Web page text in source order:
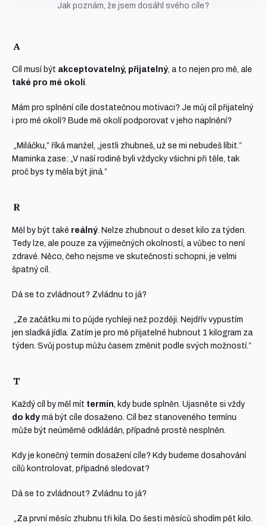
Jak poznám, že jsem dosáhl svého cíle?
Cíl musí být akceptovatelný, přijatelný, a to nejen pro mě, ale
také pro mé okolí.
Mám pro splnění cíle dostatečnou motivaci? Je můj cíl přijatelný
i pro mé okolí? Bude mě okolí podporovat v jeho naplnění?
„Miláčku,” říká manžel, „jestli zhubneš, už se mi nebudeš líbit.”
Maminka zase: „V naší rodině byli vždycky všichni při těle, tak
proč bys ty měla být jiná.”
Měl by být také reálný. Nelze zhubnout o deset kilo za týden.
Tedy lze, ale pouze za výjimečných okolností, a vůbec to není
zdravé. Něco, čeho nejsme ve skutečnosti schopni, je velmi
špatný cíl.
Dá se to zvládnout? Zvládnu to já?
„Ze začátku mi to půjde rychleji než později. Nejdřív vypustím
jen sladká jídla. Zatím je pro mě přijatelné hubnout 1 kilogram za
týden. Svůj postup můžu časem změnit podle svých možností.”
Každý cíl by měl mít termín , kdy bude splněn. Ujasněte si vždy
do kdy má být cíle dosaženo. Cíl bez stanoveného termínu
může být neúměrně odkládán, případně prostě nesplněn.
Kdy je konečný termín dosažení cíle? Kdy budeme dosahování
cílů kontrolovat, případně sledovat?
Dá se to zvládnout? Zvládnu to já?
„Za první měsíc zhubnu tři kila. Do šesti měsíců shodím pět kilo.